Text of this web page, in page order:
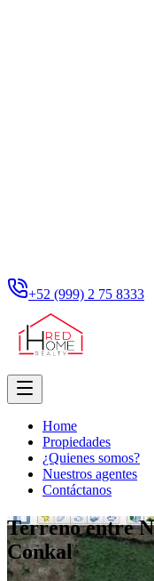
+52 (999) 2 75 8333
Home
Propiedades
¿Quienes somos?
Nuestros agentes
Contáctanos
Terreno entre
Conkal